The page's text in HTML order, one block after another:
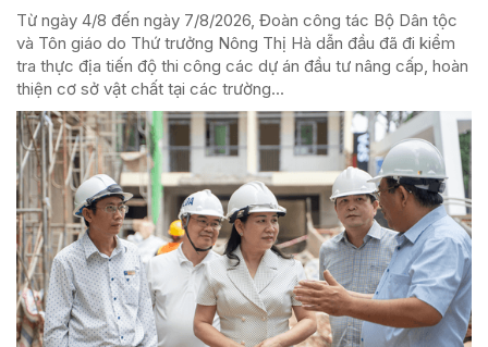
Từ ngày 4/8 đến ngày 7/8/2026, Đoàn công tác Bộ Dân tộc
và Tôn giáo do Thứ trưởng Nông Thị Hà dẫn đầu đã đi kiểm
tra thực địa tiến độ thi công các dự án đầu tư nâng cấp, hoàn
thiện cơ sở vật chất tại các trường...